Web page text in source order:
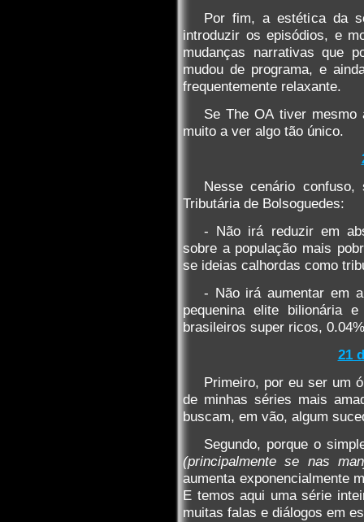
Por fim, a estética da
introduzir os episódios, e
mudanças narrativas que
mudou de programa, e
frequentemente relaxante.
Se The OA tiver mesmo
muito a ver algo tão único.
Nesse cenário
Tributária de Bolsoguedes:
- Não irá reduzir em
sobre a população mais
se ideias calhordas como
- Não irá aumentar em
pequenina elite bilionária
brasileiros super ricos,
21
Primeiro, por eu ser um
de minhas séries mais
buscam, em vão, algum
Segundo, porque o
(principalmente se nas
aumenta exponencialmente
E temos aqui uma série
muitas falas e diálogos em